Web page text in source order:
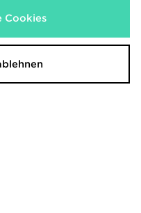
Balance 740 Babys
Cookies